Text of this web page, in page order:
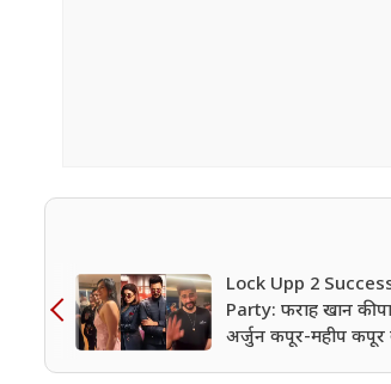
Lock Upp 2
Party: फराह खान की
अर्जुन कपूर-महीप कपूर